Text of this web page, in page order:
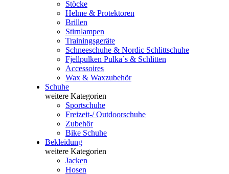
Stöcke
Helme & Protektoren
Brillen
Stirnlampen
Trainingsgeräte
Schneeschuhe & Nordic Schlittschuhe
Fjellpulken Pulka`s & Schlitten
Accessoires
Wax & Waxzubehör
Schuhe
weitere Kategorien
Sportschuhe
Freizeit-/ Outdoorschuhe
Zubehör
Bike Schuhe
Bekleidung
weitere Kategorien
Jacken
Hosen